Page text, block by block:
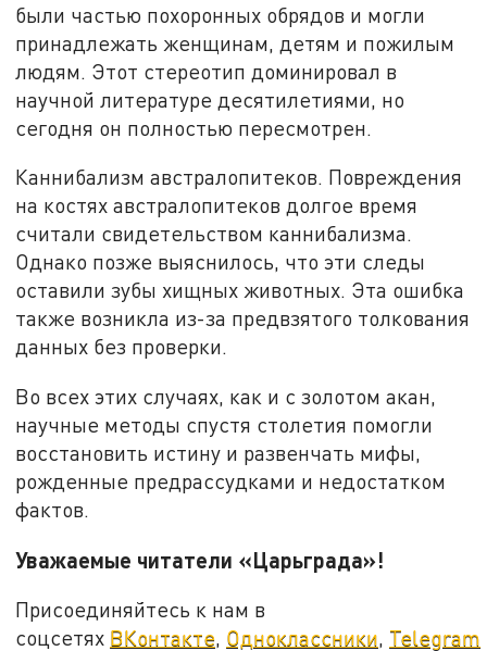
были частью похоронных обрядов и могли
принадлежать женщинам, детям и пожилым
людям. Этот стереотип доминировал в
научной литературе десятилетиями, но
сегодня он полностью пересмотрен.
Каннибализм австралопитеков. Повреждения
на костях австралопитеков долгое время
считали свидетельством каннибализма.
Однако позже выяснилось, что эти следы
оставили зубы хищных животных. Эта ошибка
также возникла из-за предвзятого толкования
данных без проверки.
Во всех этих случаях, как и с золотом акан,
научные методы спустя столетия помогли
восстановить истину и развенчать мифы,
рожденные предрассудками и недостатком
фактов.
Уважаемые читатели «Царьграда»!
Присоединяйтесь к нам в
соцсетях ВКонтакте, Одноклассники, Telegram